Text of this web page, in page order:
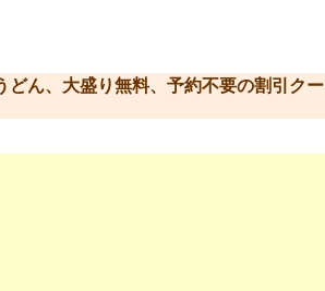
ん、大盛り無料、予約不要の割引クー